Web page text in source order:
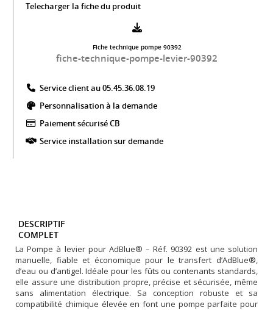
Telecharger la fiche du produit
Fiche technique pompe 90392
fiche-technique-pompe-levier-90392
Service client au 05.45.36.08.19​
Personnalisation à la demande
Paiement sécurisé CB​
Service installation sur demande
DESCRIPTIF
COMPLET
La Pompe à levier pour AdBlue® – Réf. 90392 est une solution
manuelle, fiable et économique pour le transfert d’AdBlue®,
d’eau ou d’antigel. Idéale pour les fûts ou contenants standards,
elle assure une distribution propre, précise et sécurisée, même
sans alimentation électrique. Sa conception robuste et sa
compatibilité chimique élevée en font une pompe parfaite pour